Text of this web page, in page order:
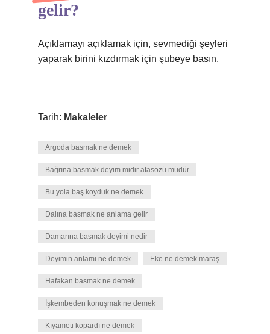
gelir?
Açıklamayı açıklamak için, sevmediği şeyleri
yaparak birini kızdırmak için şubeye basın.
Tarih: Makaleler
Argoda basmak ne demek
Bağrına basmak deyim midir atasözü müdür
Bu yola baş koyduk ne demek
Dalına basmak ne anlama gelir
Damarına basmak deyimi nedir
Deyimin anlamı ne demek Eke ne demek maraş
Hafakan basmak ne demek
İşkembeden konuşmak ne demek
Kıyameti kopardı ne demek